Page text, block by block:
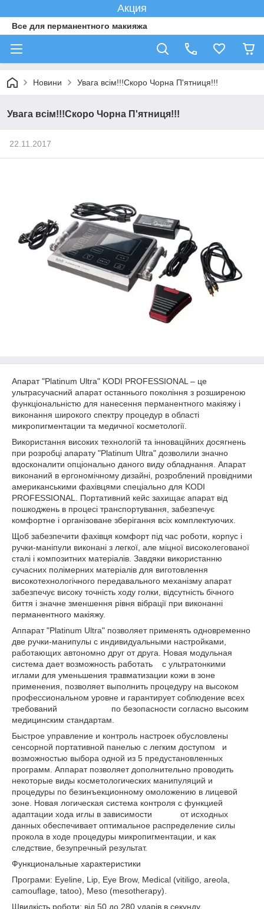
Акция
Все для перманентного макияжа
Новини Увага всім!!!Скоро Чорна П'ятниця!!!
Увага всім!!!Скоро Чорна П'ятниця!!!
22.11.2017
Апарат "Platinum Ultra" KODI PROFESSIONAL – це
ультрасучасний апарат останнього покоління з розширеною
функціональністю для нанесення перманентного макіяжу і
виконання широкого спектру процедур в області
микропигментации та медичної косметології.
Використання високих технологій та інноваційних досягнень
при розробці апарату "Platinum Ultra" дозволили значно
вдосконалити опціонально даного виду обладнання. Апарат
виконаний в ергономічному дизайні, розроблений провідними
американськими фахівцями спеціально для KODI
PROFESSIONAL. Портативний кейс захищає апарат від
пошкоджень в процесі транспортування, забезпечує
комфортне і організоване зберігання всіх комплектуючих.
Щоб забезпечити фахівця комфорт під час роботи, корпус і
ручки-маніпули виконані з легкої, але міцної високолегованої
сталі і композитних матеріалів. Завдяки використанню
сучасних полімерних матеріалів для виготовлення
високотехнологічного передавального механізму апарат
забезпечує високу точність ходу голки, відсутність бічного
биття і значне зменшення рівня вібрації при виконанні
перманентного макіяжу.
Аппарат "Platinum Ultra" позволяет применять одновременно
две ручки-манипулы с индивидуальными настройками,
работающих автономно друг от друга. Новая модульная
система дает возможность работать с ультратонкими
иглами для уменьшения травматизации кожи в зоне
применения, позволяет выполнить процедуру на высоком
профессиональном уровне и гарантирует соблюдение всех
требований по безопасности согласно высоким
медицинским стандартам.
Быстрое управление и контроль настроек обусловлены
сенсорной портативной панелью с легким доступом и
возможностью выбора одной из 5 предустановленных
программ. Аппарат позволяет дополнительно проводить
некоторые виды косметологических манипуляций и
процедуры по безинъекционному омоложению в лицевой
зоне. Новая логическая система контроля с функцией
адаптации хода иглы в зависимости от исходных
данных обеспечивает оптимальное распределение силы
прокола в ходе процедуры микропигментации, и как
следствие, безупречный результат.
Функциональные характеристики
Програми: Eyeline, Lip, Eye Brow, Medical (vitiligo, areola,
camouflage, tatoo), Meso (mesotherapy).
Швидкість роботи: від 50 до 280 ударів в секунду.